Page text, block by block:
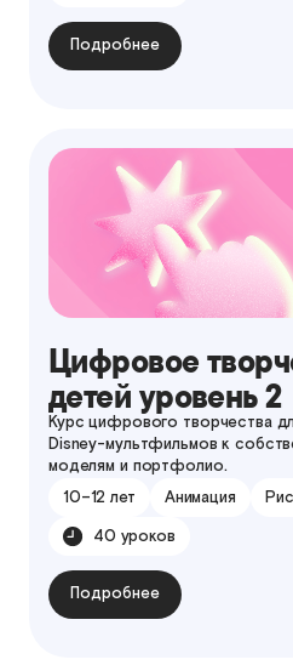
Подробнее
Цифровое
детей уровень 2
Курс цифрового творчества
Disney-мультфильмов к
моделям и портфолио.
10–12 лет
Анимация
40 уроков
Подробнее